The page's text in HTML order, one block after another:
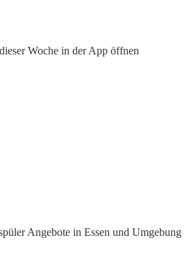
Woche in der App öffnen
Angebote in Essen und Umgebung